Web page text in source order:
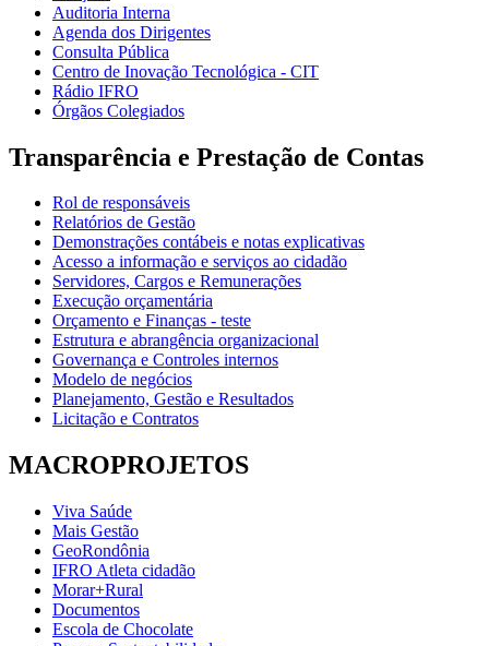
Auditoria Interna
Agenda dos Dirigentes
Consulta Pública
Centro de Inovação Tecnológica - CIT
Rádio IFRO
Órgãos Colegiados
Transparência e Prestação de Contas
Rol de responsáveis
Relatórios de Gestão
Demonstrações contábeis e notas explicativas
Acesso a informação e serviços ao cidadão
Servidores, Cargos e Remunerações
Execução orçamentária
Orçamento e Finanças - teste
Estrutura e abrangência organizacional
Governança e Controles internos
Modelo de negócios
Planejamento, Gestão e Resultados
Licitação e Contratos
MACROPROJETOS
Viva Saúde
Mais Gestão
GeoRondônia
IFRO Atleta cidadão
Morar+Rural
Documentos
Escola de Chocolate